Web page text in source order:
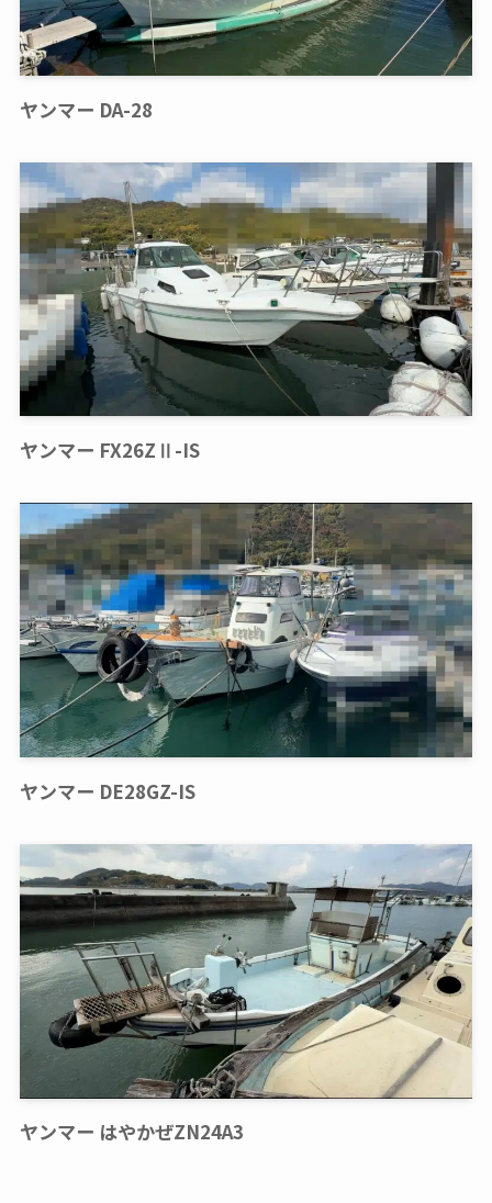
ヤンマー DA-28
ヤンマー FX26ZⅡ-IS
ヤンマー DE28GZ-IS
ヤンマー はやかぜZN24A3